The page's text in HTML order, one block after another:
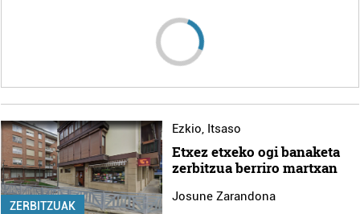
ZERBITZUAK
Ezkio, Itsaso
Etxez etxeko ogi banaketa
zerbitzua berriro martxan
Josune Zarandona